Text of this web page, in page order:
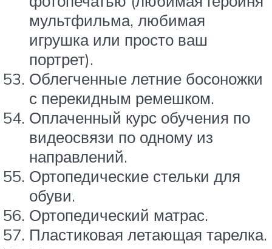
мультфильма, любимая
игрушка или просто ваш
портрет).
Облегченные летние босоножки
с перекидным ремешком.
Оплаченный курс обучения по
видеосвязи по одному из
направлений.
Ортопедические стельки для
обуви.
Ортопедический матрас.
Пластиковая летающая тарелка.